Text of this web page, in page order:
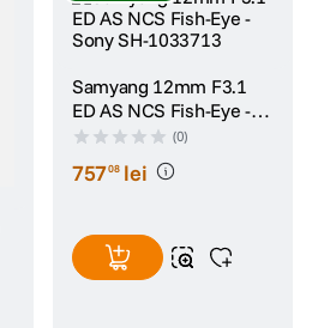
Samyang 12mm F3.1
ED AS NCS Fish-Eye -
Sony SH-1033713
(0)
75708 lei